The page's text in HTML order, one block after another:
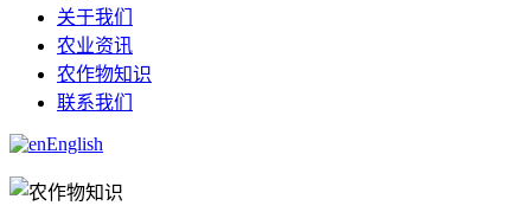
关于我们
农业资讯
农作物知识
联系我们
English